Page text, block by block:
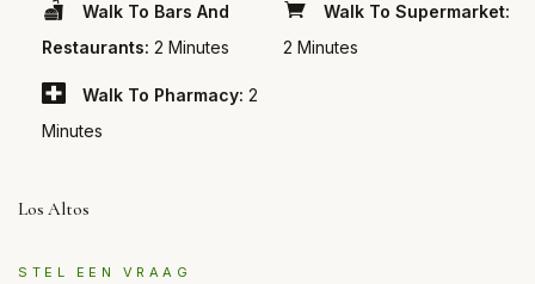
Walk To Bars And
Restaurants: 2 Minutes
Walk To Supermarket:
2 Minutes
Walk To Pharmacy: 2
Minutes
Los Altos
STEL EEN VRAAG